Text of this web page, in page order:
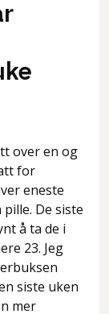
over en og
for
eneste
De siste
å ta de i
23. Jeg
siste uken
mer